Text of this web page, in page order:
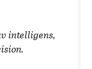
intelligens,